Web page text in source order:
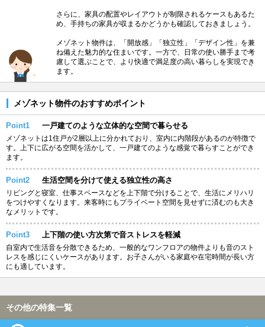
さらに、家具の配置やレイアウトが制限されるケースもあるた
め、手持ちの家具が収まるかどうかも確認しておきましょう。
メゾネット物件は、「開放感」「独立性」「デザイン性」を兼
ね備えた魅力的な住まいです。一方で、日常の使い勝手まで考
慮して選ぶことで、より快適で満足度の高い暮らしを実現でき
ます。
メゾネット物件のおすすめポイント
Point1 一戸建てのような立体的な空間で暮らせる
メゾネットは1住戸が2層以上に分かれており、室内に内階段があるのが特徴で
す。上下に広がる空間を活かして、一戸建てのような感覚で暮らすことができ
ます。
Point2 生活空間を分けて使える独立性の高さ
リビングと寝室、仕事スペースなどを上下階で分けることで、生活にメリハリ
をつけやすくなります。来客時にもプライベート空間を見せずに済むのも大き
なメリットです。
Point3 上下階の使い方次第で音ストレスを軽減
自室内で生活音を分散できるため、一般的なワンフロアの物件よりも音のスト
レスを感じにくいケースがあります。お子さんがいる家庭や在宅時間が長い方
にも適しています。
その他の特集一覧